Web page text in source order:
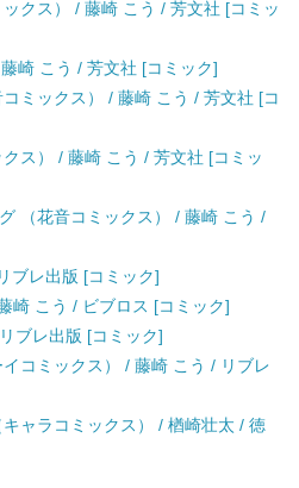
クス） / 藤崎 こう / 芳文社 [コミッ
崎 こう / 芳文社 [コミック]
ミックス） / 藤崎 こう / 芳文社 [コ
ス） / 藤崎 こう / 芳文社 [コミッ
（花音コミックス） / 藤崎 こう /
ブレ出版 [コミック]
崎 こう / ビブロス [コミック]
ブレ出版 [コミック]
コミックス） / 藤崎 こう / リブレ
ャラコミックス） / 楢崎壮太 / 徳